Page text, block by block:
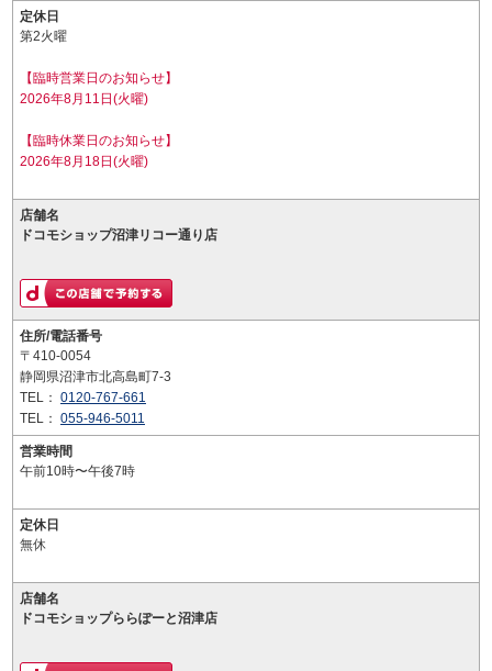
定休日
第2火曜
【臨時営業日のお知らせ】
2026年8月11日(火曜)
【臨時休業日のお知らせ】
2026年8月18日(火曜)
店舗名
ドコモショップ沼津リコー通り店
住所/電話番号
〒410-0054
静岡県沼津市北高島町7-3
TEL： 0120-767-661
TEL： 055-946-5011
営業時間
午前10時〜午後7時
定休日
無休
店舗名
ドコモショップららぽーと沼津店